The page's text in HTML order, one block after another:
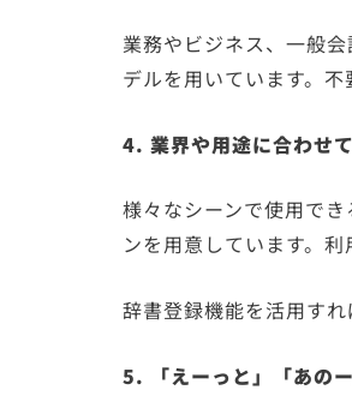
業務やビジネス、一般
デルを用いています。
4. 業界や用途に合わせ
様々なシーンで使用で
ンを用意しています。
辞書登録機能を活用す
5. 「えーっと」「あの